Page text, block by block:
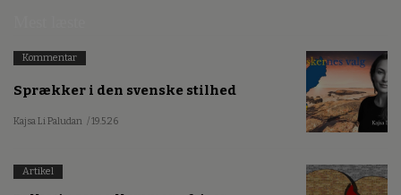
Kommentar
Sprækker i den svenske stilhed
Kajsa Li Paludan / 19.5.26
Artikel